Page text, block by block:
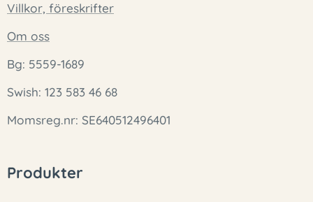
Villkor, föreskrifter
Om oss
Bg: 5559-1689
Swish: 123 583 46 68
Momsreg.nr: SE640512496401
Produkter